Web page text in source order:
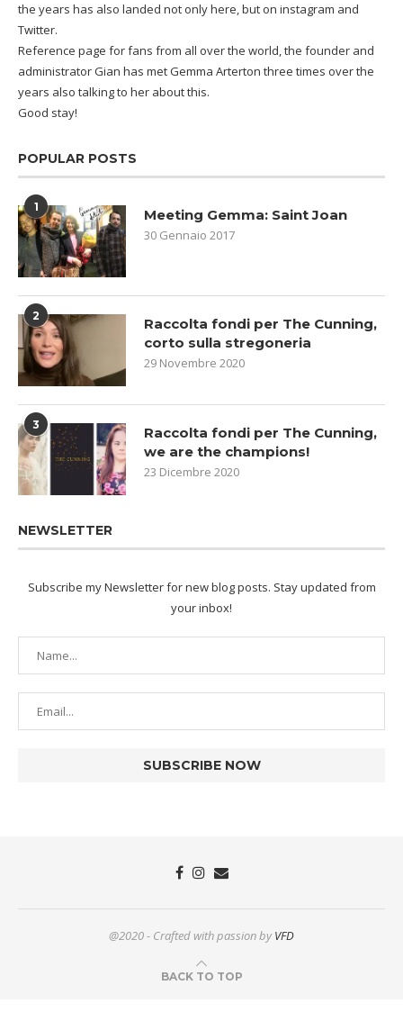
the years has also landed not only here, but on instagram and
Twitter.
Reference page for fans from all over the world, the founder and
administrator Gian has met Gemma Arterton three times over the
years also talking to her about this.
Good stay!
POPULAR POSTS
1 Meeting Gemma: Saint Joan
30 Gennaio 2017
2
Raccolta fondi per The Cunning,
corto sulla stregoneria
29 Novembre 2020
3
Raccolta fondi per The Cunning,
we are the champions!
23 Dicembre 2020
NEWSLETTER
Subscribe my Newsletter for new blog posts. Stay updated from
your inbox!
@2020 - Crafted with passion byVFD
BACK TO TOP